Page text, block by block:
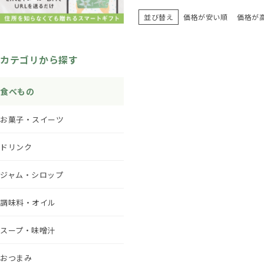
カテゴリから探す
食べもの
お菓子・スイーツ
ドリンク
ジャム・シロップ
調味料・オイル
スープ・味噌汁
おつまみ
並び替え 価格が安い順 価格が